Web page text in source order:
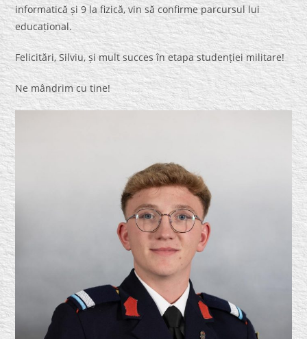
informatică și 9 la fizică, vin să confirme parcursul lui
educațional.
Felicitări, Silviu, și mult succes în etapa studenției militare!
Ne mândrim cu tine!